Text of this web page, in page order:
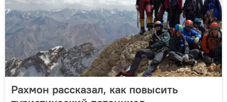
Рахмон рассказал, как повысить